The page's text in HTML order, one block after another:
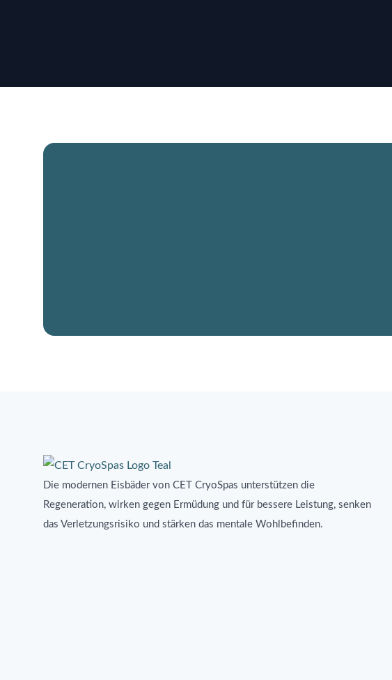
Die modernen Eisbäder von CET CryoSpas unterstützen die
Regeneration, wirken gegen Ermüdung und für bessere Leistung, senken
das Verletzungsrisiko und stärken das mentale Wohlbefinden.